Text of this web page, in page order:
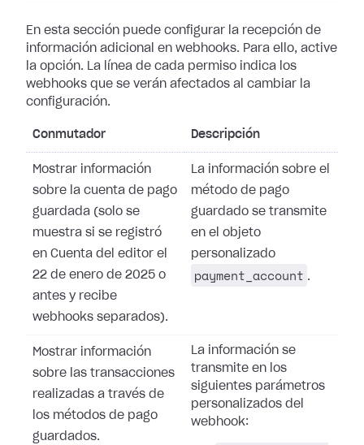
En esta sección puede configurar la recepción de
información adicional en webhooks. Para ello, active
la opción. La línea de cada permiso indica los
webhooks que se verán afectados al cambiar la
configuración.
Conmutador Descripción
Mostrar información
sobre la cuenta de pago
guardada (solo se
muestra si se registró
en Cuenta del editor el
22 de enero de 2025 o
antes y recibe
webhooks separados).
La información sobre el
método de pago
guardado se transmite
en el objeto
personalizado
payment_account .
Mostrar información
sobre las transacciones
realizadas a través de
los métodos de pago
guardados.
La información se
transmite en los
siguientes parámetros
personalizados del
webhook: